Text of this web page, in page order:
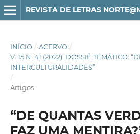
REVISTA DE LETRAS
INÍCIO / ACERVO /
V. 15 N. 41 (2022): DOSSIÊ TEMÁTICO:
INTERCULTURALIDADES”
/
Artigos
“DE QUANTAS
FAZ UMA